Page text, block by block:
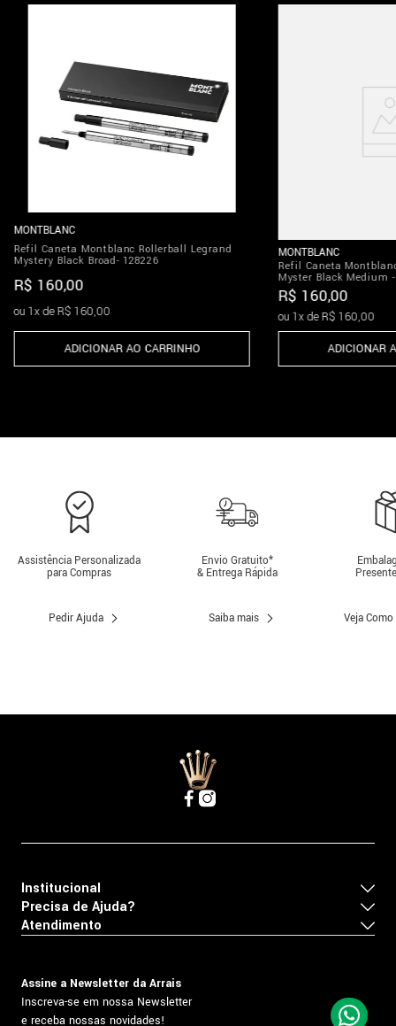
MONTBLANC
Refil Caneta Montblanc Rollerball Legrand
Mystery Black Broad- 128226
R$ 160,00
ou 1x deR$ 160,00
ADICIONAR AO CARRINHO
MONTBLANC
Refil Caneta
Myster Black Medium
R$ 160,00
ou 1x deR$ 160,00
ADICIONAR
Assistência Personalizada
para Compras
Pedir Ajuda
Envio Gratuito*
& Entrega Rápida
Saiba mais Veja
Institucional
Precisa de Ajuda?
Atendimento
Assine a Newsletter da Arrais
Inscreva-se em nossa Newsletter
e receba nossas novidades!